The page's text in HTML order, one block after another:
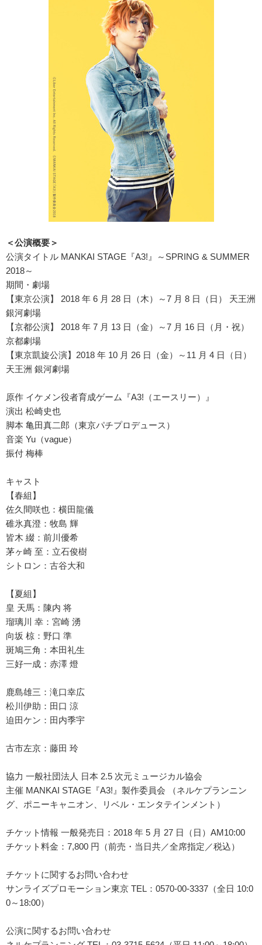
＜公演概要＞
公演タイトル MANKAI STAGE『A3!』～SPRING & SUMMER
2018～
期間・劇場
【東京公演】 2018 年 6 月 28 日（木）～7 月 8 日（日） 天王洲
銀河劇場
【京都公演】 2018 年 7 月 13 日（金）～7 月 16 日（月・祝）
京都劇場
【東京凱旋公演】2018 年 10 月 26 日（金）～11 月 4 日（日）
天王洲 銀河劇場
原作 イケメン役者育成ゲーム『A3!（エースリー）』
演出 松崎史也
脚本 亀田真二郎（東京パチプロデュース）
音楽 Yu（vague）
振付 梅棒
キャスト
【春組】
佐久間咲也：横田龍儀
碓氷真澄：牧島 輝
皆木 綴：前川優希
茅ヶ崎 至：立石俊樹
シトロン：古谷大和
【夏組】
皇 天馬：陳内 将
瑠璃川 幸：宮崎 湧
向坂 椋：野口 準
斑鳩三角：本田礼生
三好一成：赤澤 燈
鹿島雄三：滝口幸広
松川伊助：田口 涼
迫田ケン：田内季宇
古市左京：藤田 玲
協力 一般社団法人 日本 2.5 次元ミュージカル協会
主催 MANKAI STAGE『A3!』製作委員会 （ネルケプランニン
グ、ポニーキャニオン、リベル・エンタテインメント）
チケット情報 一般発売日：2018 年 5 月 27 日（日）AM10:00
チケット料金：7,800 円（前売・当日共／全席指定／税込）
チケットに関するお問い合わせ
サンライズプロモーション東京 TEL：0570-00-3337（全日 10:0
0～18:00）
公演に関するお問い合わせ